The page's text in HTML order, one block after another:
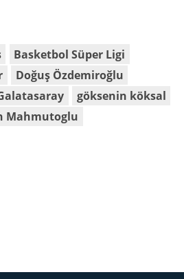
Basketbol Süper Ligi
Doğuş Özdemiroğlu
göksenin köksal
Mahmutoglu